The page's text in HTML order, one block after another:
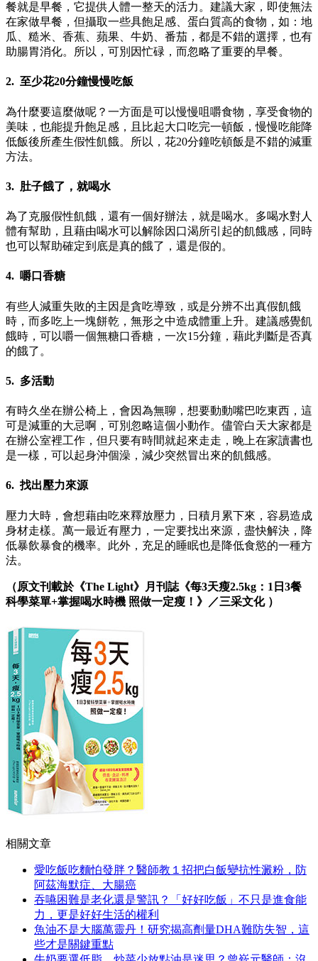
餐就是早餐，它提供人體一整天的活力。建議大家，即使無法
在家做早餐，但攝取一些具飽足感、蛋白質高的食物，如：地
瓜、糙米、香蕉、蘋果、牛奶、番茄，都是不錯的選擇，也有
助腸胃消化。所以，可別因忙碌，而忽略了重要的早餐。
2. 至少花20分鐘慢慢吃飯
為什麼要這麼做呢？一方面是可以慢慢咀嚼食物，享受食物的
美味，也能提升飽足感，且比起大口吃完一頓飯，慢慢吃能降
低飯後所產生假性飢餓。所以，花20分鐘吃頓飯是不錯的減重
方法。
3. 肚子餓了，就喝水
為了克服假性飢餓，還有一個好辦法，就是喝水。多喝水對人
體有幫助，且藉由喝水可以解除因口渴所引起的飢餓感，同時
也可以幫助確定到底是真的餓了，還是假的。
4. 嚼口香糖
有些人減重失敗的主因是貪吃導致，或是分辨不出真假飢餓
時，而多吃上一塊餅乾，無形之中造成體重上升。建議感覺飢
餓時，可以嚼一個無糖口香糖，一次15分鐘，藉此判斷是否真
的餓了。
5. 多活動
有時久坐在辦公椅上，會因為無聊，想要動動嘴巴吃東西，這
可是減重的大忌啊，可別忽略這個小動作。儘管白天大家都是
在辦公室裡工作，但只要有時間就起來走走，晚上在家讀書也
是一樣，可以起身沖個澡，減少突然冒出來的飢餓感。
6. 找出壓力來源
壓力大時，會想藉由吃來釋放壓力，日積月累下來，容易造成
身材走樣。萬一最近有壓力，一定要找出來源，盡快解決，降
低暴飲暴食的機率。此外，充足的睡眠也是降低食慾的一種方
法。
（原文刊載於《The Light》月刊誌《每3天瘦2.5kg：1日3餐
科學菜單+掌握喝水時機 照做一定瘦！》／三采文化 ）
相關文章
愛吃飯吃麵怕發胖？醫師教１招把白飯變抗性澱粉，防
阿茲海默症、大腸癌
吞嚥困難是老化還是警訊？「好好吃飯」不只是進食能
力，更是好好生活的權利
魚油不是大腦萬靈丹！研究揭高劑量DHA難防失智，這
些才是關鍵重點